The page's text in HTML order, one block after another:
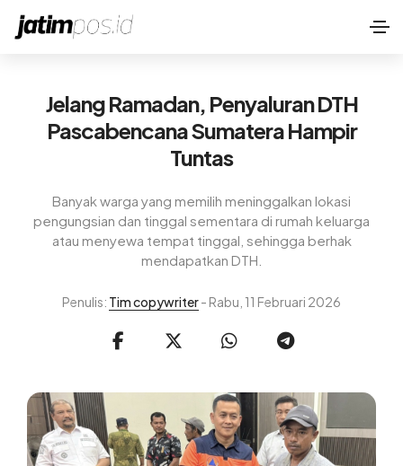
Jelang Ramadan, Penyaluran DTH
Pascabencana Sumatera Hampir
Tuntas
Banyak warga yang memilih meninggalkan lokasi
pengungsian dan tinggal sementara di rumah keluarga
atau menyewa tempat tinggal, sehingga berhak
mendapatkan DTH.
Penulis: Tim copywriter- Rabu, 11 Februari 2026